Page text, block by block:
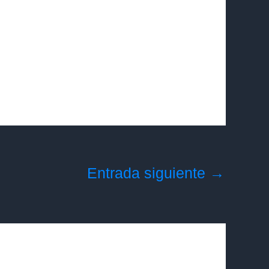
Entrada siguiente →